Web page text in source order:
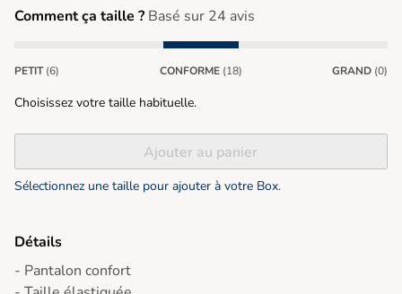
Comment ça taille ? Basé sur 24 avis
PETIT (6) CONFORME (18) GRAND (0)
Choisissez votre taille habituelle.
Ajouter au panier
Sélectionnez une taille pour ajouter à votre Box.
Détails
- Pantalon confort